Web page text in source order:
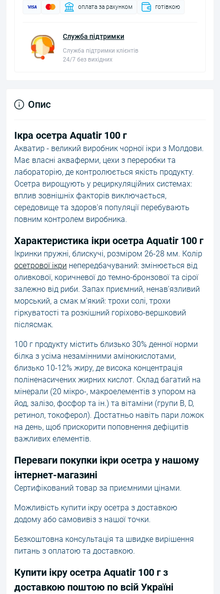
оплата за рахунком готівкою
Служба підтримки
Служба підтримки клієнтів
24/7 без вихідних
Опис
Ікра осетра Aquatir 100 г
Акватир - великий виробник чорної ікри з Молдови.
Має власні акваферми, цехи з переробки та
лабораторію, де контролюється якість продукту.
Осетра вирощують у рециркуляційних системах:
вплив зовнішніх факторів виключається,
середовище та здоров'я популяції перебувають
повним контролем виробника.
Характеристика ікри осетра Aquatir 100 г
Ікринки пружні, блискучі, розміром 26-28 мм. Колір
осетрової ікри непередбачуваний: змінюється від
оливкової, коричневої до темно-бронзової та сірої
залежно від риби. Запах приємний, ненав'язливий
морський, а смак м'який: трохи солі, трохи
гіркуватості та розкішний горіхово-вершковий
післясмак.
100 г продукту містить близько 30% денної норми
білка з усіма незамінними амінокислотами,
близько 10-12% жиру, де висока концентрація
поліненасичених жирних кислот. Склад багатий на
мінерали (20 мікро-, макроелементів з упором на
йод, залізо, фосфор та ін.) та вітаміни (групи В, D,
ретинол, токоферол). Достатньо навіть пари ложок
на день, щоб прискорити поповнення дефіцитів
важливих елементів.
Переваги покупки ікри осетра у нашому
інтернет-магазині
Сертифікований товар за приємними цінами.
Можливість купити ікру осетра з доставкою
додому або самовивіз з нашої точки.
Безкоштовна консультація та швидке вирішення
питань з оплатою та доставкою.
Купити ікру осетра Aquatir 100 г з
доставкою поштою по всій Україні